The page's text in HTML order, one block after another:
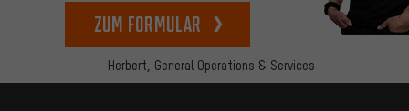
Herbert, General Operations & Services
zum Formular